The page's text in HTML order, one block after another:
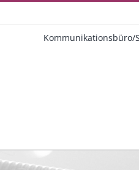
Kommunikationsbüro/